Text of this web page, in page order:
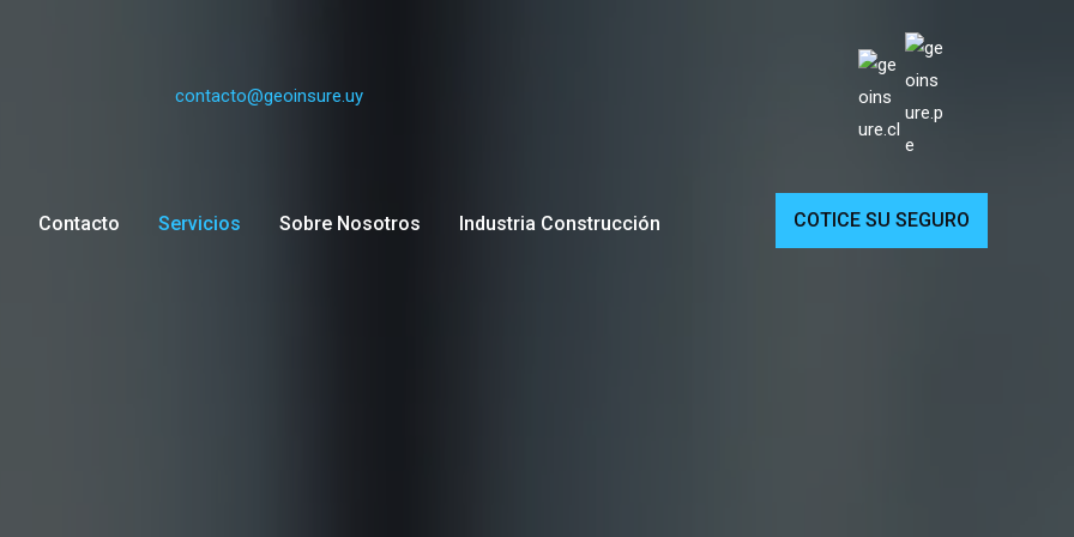
contacto@geoinsure.uy
Contacto Servicios Sobre Nosotros Industria Construcción COTICE SU SEGURO